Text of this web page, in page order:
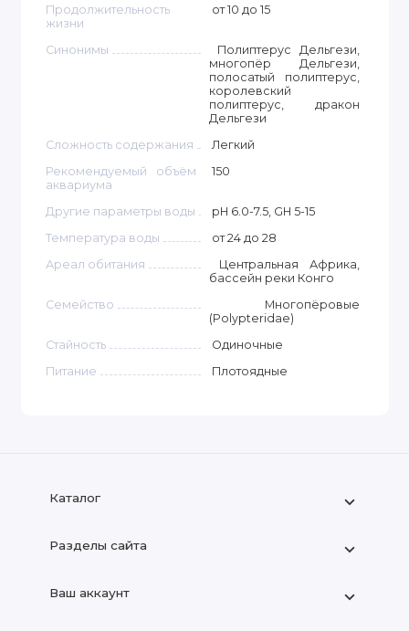
Продолжительность
жизни
от 10 до 15
Синонимы
Полиптерус Дельгези,
многопёр Дельгези,
полосатый полиптерус,
королевский
полиптерус, дракон
Дельгези
Сложность содержания
Легкий
Рекомендуемый объём
аквариума
150
Другие параметры воды
pH 6.0-7.5, GH 5-15
Температура воды
от 24 до 28
Ареал обитания
Центральная Африка,
бассейн реки Конго
Семейство
Многопёровые
(Polypteridae)
Стайность
Одиночные
Питание
Плотоядные
Каталог
Разделы сайта
Ваш аккаунт